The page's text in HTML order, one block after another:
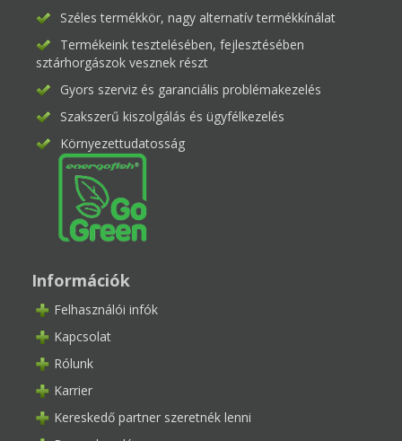
Széles termékkör, nagy alternatív termékkínálat
Termékeink tesztelésében, fejlesztésében
sztárhorgászok vesznek részt
Gyors szerviz és garanciális problémakezelés
Szakszerű kiszolgálás és ügyfélkezelés
Környezettudatosság
Információk
Felhasználói infók
Kapcsolat
Rólunk
Karrier
Kereskedő partner szeretnék lenni